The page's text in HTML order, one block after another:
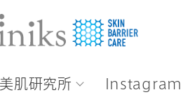
美肌研究所 Instagram